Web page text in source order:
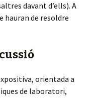
davant d’ells). A
hauran de resoldre
orientada a
de laboratori,